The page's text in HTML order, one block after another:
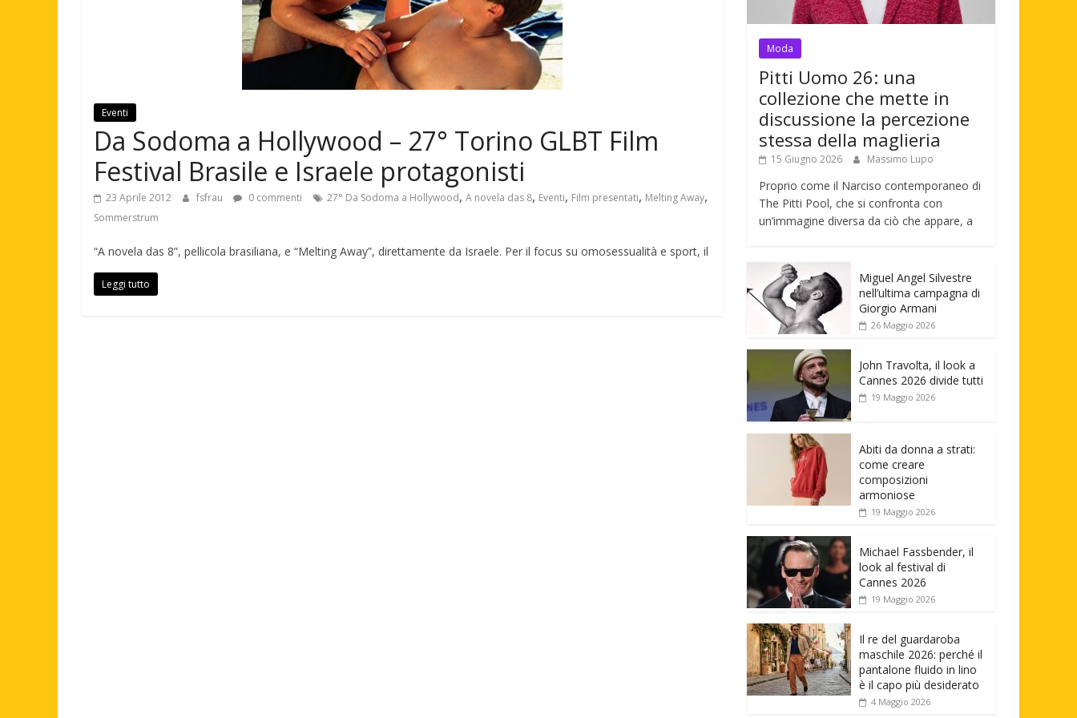
Eventi
Da Sodoma a Hollywood – 27° Torino GLBT Film
Festival Brasile e Israele protagonisti
23 Aprile 2012 fsfrau 0 commenti 27° Da Sodoma a Hollywood, A novela das 8, Eventi, Film presentati, Melting Away,
Sommerstrum
“A novela das 8”, pellicola brasiliana, e “Melting Away”, direttamente da Israele. Per il focus su omosessualità e sport, il
Leggi tutto
Moda
Pitti Uomo 26: una
collezione che mette in
discussione la percezione
stessa della maglieria
15 Giugno 2026 Massimo Lupo
Proprio come il Narciso contemporaneo di
The Pitti Pool, che si confronta con
un’immagine diversa da ciò che appare, a
Miguel Angel Silvestre
nell’ultima campagna di
Giorgio Armani
26 Maggio 2026
John Travolta, il look a
Cannes 2026 divide tutti
19 Maggio 2026
Abiti da donna a strati:
come creare
composizioni
armoniose
19 Maggio 2026
Michael Fassbender, il
look al festival di
Cannes 2026
19 Maggio 2026
Il re del guardaroba
maschile 2026: perché il
pantalone fluido in lino
è il capo più desiderato
4 Maggio 2026